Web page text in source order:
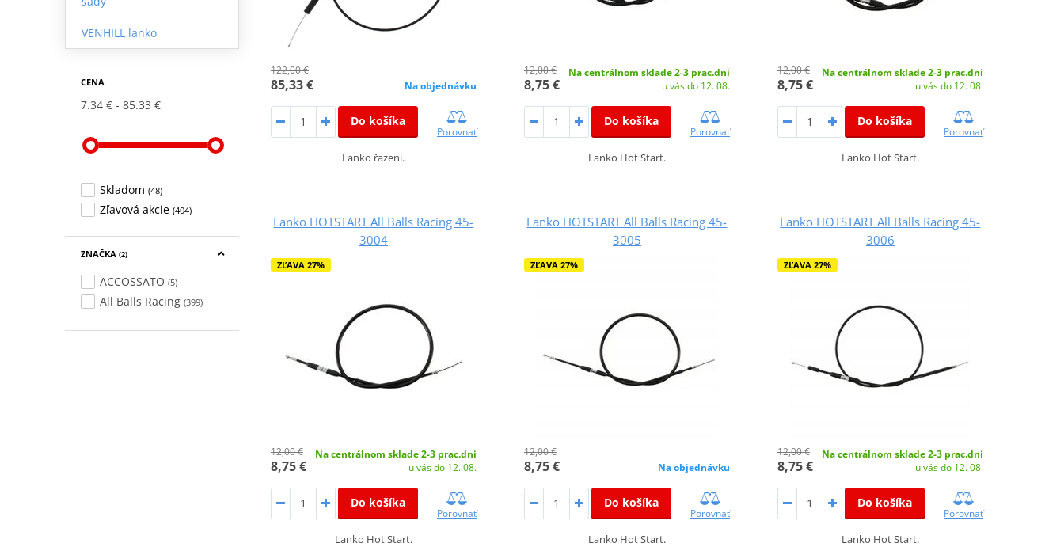
VENHILL lanko
CENA
7.34 € 85.33 €
Skladom (48)
Zľavová akcie (404)
ZNAČKA (2)
ACCOSSATO (5)
All Balls Racing (399)
122,00 €
85,33 € Na objednávku
Do košíka
Porovnať
Lanko řazení.
12,00 €
8,75 €
Na centrálnom sklade 2-3 prac.dni
u vás do 12. 08.
Do košíka
Porovnať
Lanko Hot Start.
12,00 €
8,75 €
Na centrálnom sklade 2-3 prac.dni
u vás do 12. 08.
Do košíka
Porovnať
Lanko Hot Start.
Lanko HOTSTART All Balls Racing 45-
3004
ZĽAVA 27%
12,00 €
8,75 €
Na centrálnom sklade 2-3 prac.dni
u vás do 12. 08.
Do košíka
Porovnať
Lanko Hot Start.
Lanko HOTSTART All Balls Racing 45-
3005
ZĽAVA 27%
12,00 €
8,75 € Na objednávku
Do košíka
Porovnať
Lanko Hot Start.
Lanko HOTSTART All Balls Racing 45-
3006
ZĽAVA 27%
12,00 €
8,75 €
Na centrálnom sklade 2-3 prac.dni
u vás do 12. 08.
Do košíka
Porovnať
Lanko Hot Start.